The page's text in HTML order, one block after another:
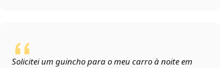
Solicitei um guincho para o meu carro à noite em